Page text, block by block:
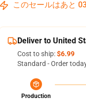
このセールはあと
Deliver to United
Cost to ship:$6.99
Standard - Order
Production